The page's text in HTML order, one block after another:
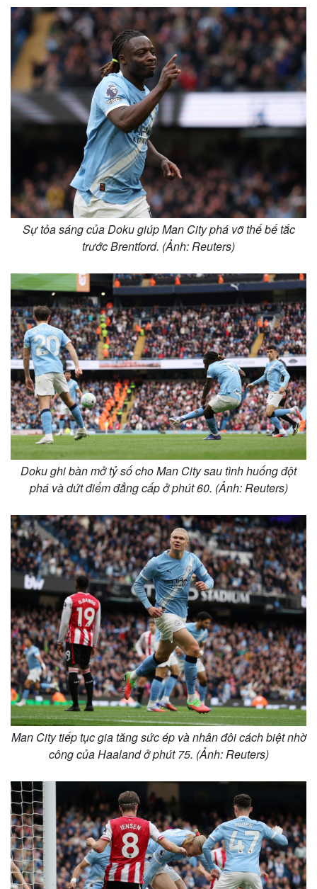
Quan sát
Cuộc sống đó đây
Multimedia
Video
Ảnh
Infographic
Sự tỏa sáng của Doku giúp Man City phá vỡ thế bế tắc
trước Brentford. (Ảnh: Reuters)
Doku ghi bàn mở tỷ số cho Man City sau tình huống đột
phá và dứt điểm đẳng cấp ở phút 60. (Ảnh: Reuters)
Man City tiếp tục gia tăng sức ép và nhân đôi cách biệt nhờ
công của Haaland ở phút 75. (Ảnh: Reuters)